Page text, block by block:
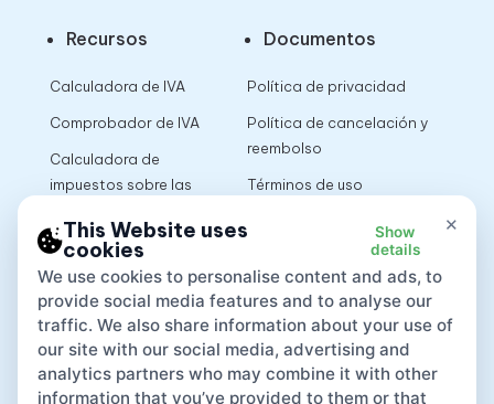
Recursos
Calculadora de IVA
Comprobador de IVA
Calculadora de
impuestos sobre las
Documentos
Política de privacidad
Política de cancelación y
reembolso
Términos de uso
×
This Website uses
cookies
Show
details
We use cookies to personalise content and ads, to
provide social media features and to analyse our
traffic. We also share information about your use of
our site with our social media, advertising and
analytics partners who may combine it with other
information that you’ve provided to them or that